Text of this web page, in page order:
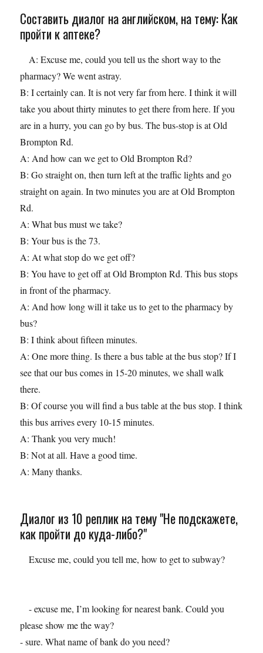
Составить диалог на английском, на тему: Как
пройти к аптеке?
A: Excuse me, could you tell us the short way to the
pharmacy? We went astray.
B: I certainly can. It is not very far from here. I think it will
take you about thirty minutes to get there from here. If you
are in a hurry, you can go by bus. The bus-stop is at Old
Brompton Rd.
A: And how can we get to Old Brompton Rd?
B: Go straight on, then turn left at the traffic lights and go
straight on again. In two minutes you are at Old Brompton
Rd.
A: What bus must we take?
B: Your bus is the 73.
A: At what stop do we get off?
B: You have to get off at Old Brompton Rd. This bus stops
in front of the pharmacy.
A: And how long will it take us to get to the pharmacy by
bus?
B: I think about fifteen minutes.
A: One more thing. Is there a bus table at the bus stop? If I
see that our bus comes in 15-20 minutes, we shall walk
there.
B: Of course you will find a bus table at the bus stop. I think
this bus arrives every 10-15 minutes.
A: Thank you very much!
B: Not at all. Have a good time.
A: Many thanks.
Диалог из 10 реплик на тему "Не подскажете,
как пройти до куда-либо?"
Excuse me, could you tell me, how to get to subway?
- excuse me, I’m looking for nearest bank. Could you
please show me the way?
- sure. What name of bank do you need?